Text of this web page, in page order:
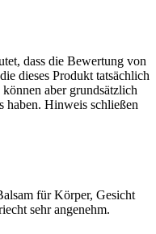
dass die Bewertung von
dieses Produkt tatsächlich
aber grundsätzlich
haben. Hinweis schließen
für Körper, Gesicht
sehr angenehm.